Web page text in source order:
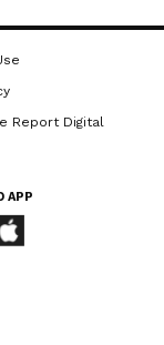
Report Digital
APP